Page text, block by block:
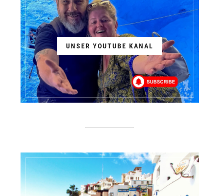
UNSER YOUTUBE KANAL